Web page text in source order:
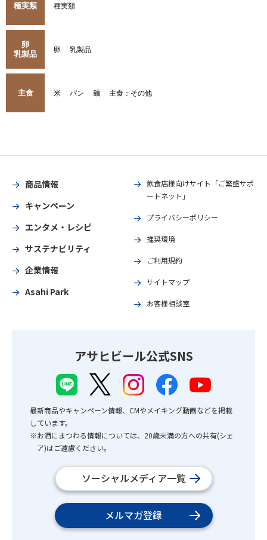
種実類 種実類
卵
乳製品
卵 乳製品
主食 米 パン 麺 主食：その他
商品情報
キャンペーン
エンタメ・レシピ
サステナビリティ
企業情報
Asahi Park
飲食店様向けサイト「ご繁盛サポ
ートネット」
プライバシーポリシー
推奨環境
ご利用規約
サイトマップ
お客様相談室
アサヒビール公式SNS
最新商品やキャンペーン情報、CMやメイキング動画などを掲載
しています。
※お酒にまつわる情報については、20歳未満の方への共有(シェ
ア)はご遠慮ください。
ソーシャルメディア一覧
メルマガ登録